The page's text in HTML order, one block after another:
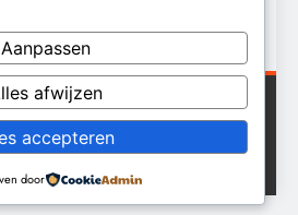
- Veelzijdig nieuws WordPress
Powered ByBlazeThemes.
Aanpassen
afwijzen
accepteren
door